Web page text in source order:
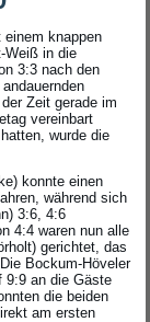
einem knappen
Weiß in die
3:3 nach den
Zeit gerade im
vereinbart
wurde die
konnte einen
während sich
3:6, 4:6
4:4 waren nun alle
gerichtet, das
Bockum-Höveler
9:9 an die Gäste
die beiden
am ersten